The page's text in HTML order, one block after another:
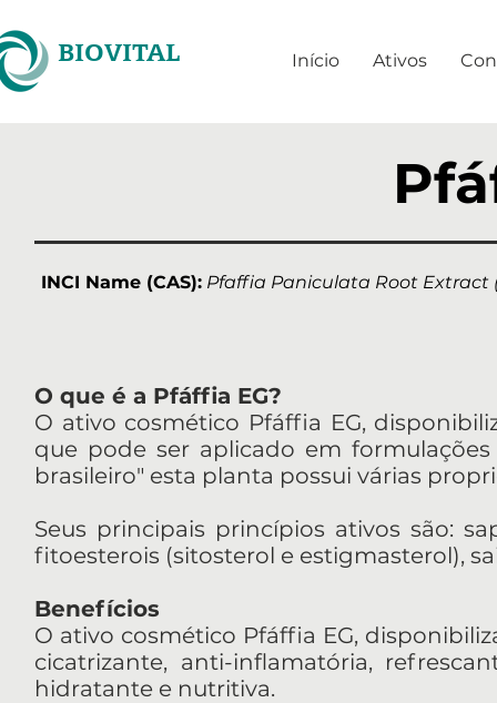
BIOVITAL Início Ativos
INCI Name (CAS): Pfaffia Paniculata Root Extract
O que é a Pfáffia EG?
O ativo cosmético Pfáffia EG,
que pode ser aplicado em
brasileiro" esta planta possui várias
Seus principais princípios ativos são:
fitoesterois (sitosterol e estigmasterol),
Benefícios
O ativo cosmético Pfáffia EG,
cicatrizante, anti-inflamatória,
hidratante e nutritiva.